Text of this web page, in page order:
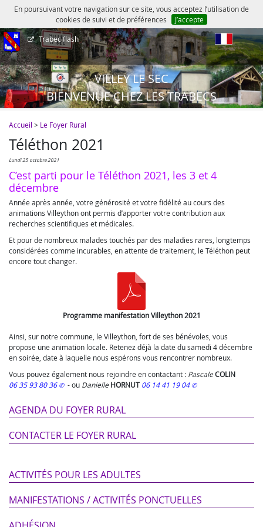
En poursuivant votre navigation sur ce site, vous acceptez l’utilisation de
cookies de suivi et de préférences
J’accepte
Trabec flash
VILLEY LE SEC
BIENVENUE CHEZ LES TRABECS
Accueil > Le Foyer Rural
Téléthon 2021
lundi 25 octobre 2021
C’est parti pour le Téléthon 2021, les 3 et 4
décembre
Année après année, votre générosité et votre fidélité au cours des
animations Villeython ont permis d’apporter votre contribution aux
recherches scientifiques et médicales.
Et pour de nombreux malades touchés par des maladies rares, longtemps
considérées comme incurables, en attente de traitement, le Téléthon peut
encore tout changer.
Programme manifestation Villeython 2021
Ainsi, sur notre commune, le Villeython, fort de ses bénévoles, vous
propose une animation locale. Retenez déjà la date du samedi 4 décembre
en soirée, date à laquelle nous espérons vous rencontrer nombreux.
Vous pouvez également nous rejoindre en contactant : PascaleCOLIN
06 35 93 80 36
- ou Danielle HORNUT 06 14 41 19 04
AGENDA DU FOYER RURAL
CONTACTER LE FOYER RURAL
ACTIVITÉS POUR LES ADULTES
MANIFESTATIONS / ACTIVITÉS PONCTUELLES